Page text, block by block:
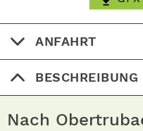
ANFAHRT
BESCHREIBUNG
Nach